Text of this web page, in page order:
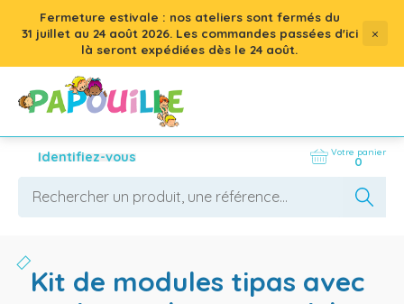
Fermeture estivale : nos ateliers sont fermés du
31 juillet au 24 août 2026. Les commandes passées d'ici
là seront expédiées dès le 24 août.
×
Identifiez-vous Votre panier
0
kit de modules tipas avec